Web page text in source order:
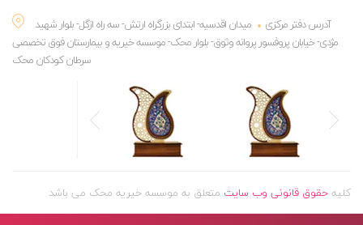
آدرس دفتر مرکزی
میدان اقدسیه- ابتدای بزرگراه ارتش- سه راه ازگل- بلوار شهید
مژدی- خیابان پروفسور پروانه وثوق- بلوار محک- موسسه خیریه و بیمارستان فوق تخصصی
سرطان کودکان محک
کلیهحقوق قانونی وب سایت متعلق به موسسه خیریه محک می باشد